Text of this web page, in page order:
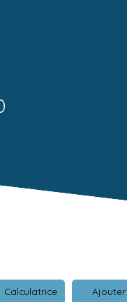
Calculatrice